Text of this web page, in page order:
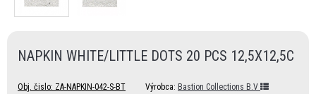
NAPKIN WHITE/LITTLE DOTS 20 PCS 12,5X12,5C
Obj. čislo: ZA-NAPKIN-042-S-BT Výrobca: Bastion Collections B.V